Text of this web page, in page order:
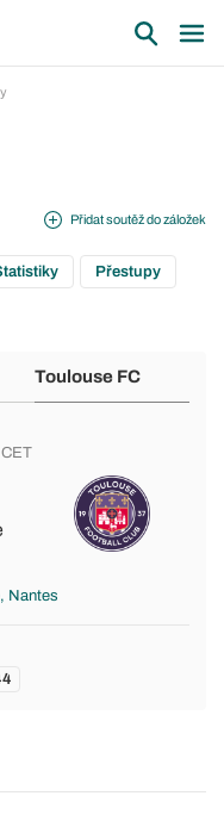
Přidat soutěž do záložek
Přestupy
Toulouse FC
Nantes